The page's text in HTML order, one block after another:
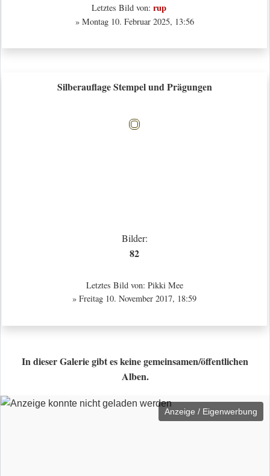
Letztes Bild von: rup
» Montag 10. Februar 2025, 13:56
Silberauflage Stempel und Prägungen
Bilder:
82
Letztes Bild von: Pikki Mee
» Freitag 10. November 2017, 18:59
In dieser Galerie gibt es keine gemeinsamen/öffentlichen
Alben.
Anzeige / Eigenwerbung